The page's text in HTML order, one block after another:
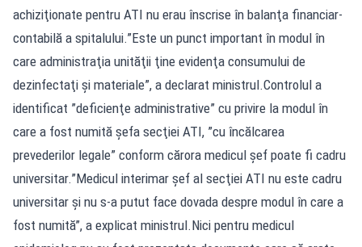
achiziţionate pentru ATI nu erau înscrise în balanţa financiar-
contabilă a spitalului.”Este un punct important în modul în
care administraţia unităţii ţine evidenţa consumului de
dezinfectaţi şi materiale”, a declarat ministrul.Controlul a
identificat ”deficienţe administrative” cu privire la modul în
care a fost numită şefa secţiei ATI, ”cu încălcarea
prevederilor legale” conform cărora medicul şef poate fi cadru
universitar.”Medicul interimar şef al secţiei ATI nu este cadru
universitar şi nu s-a putut face dovada despre modul în care a
fost numită”, a explicat ministrul.Nici pentru medicul